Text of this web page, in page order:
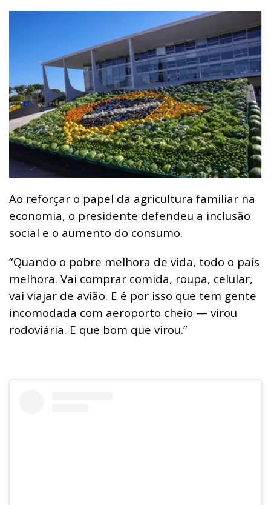
Ao reforçar o papel da agricultura familiar na
economia, o presidente defendeu a inclusão
social e o aumento do consumo.
“Quando o pobre melhora de vida, todo o país
melhora. Vai comprar comida, roupa, celular,
vai viajar de avião. E é por isso que tem gente
incomodada com aeroporto cheio — virou
rodoviária. E que bom que virou.”